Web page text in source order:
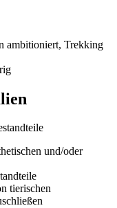
ambitioniert, Trekking
und/oder
tierischen